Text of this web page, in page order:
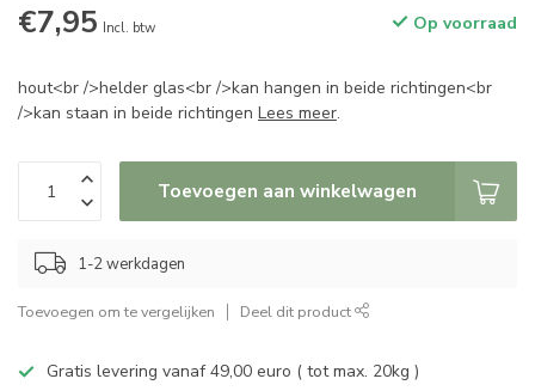
€7,95 Incl. btw Op voorraad
hout<br />helder glas<br />kan hangen in beide richtingen<br
/>kan staan in beide richtingen Lees meer.
Toevoegen aan winkelwagen
1-2 werkdagen
Toevoegen om te vergelijken Deel dit product
Gratis levering vanaf 49,00 euro ( tot max. 20kg )